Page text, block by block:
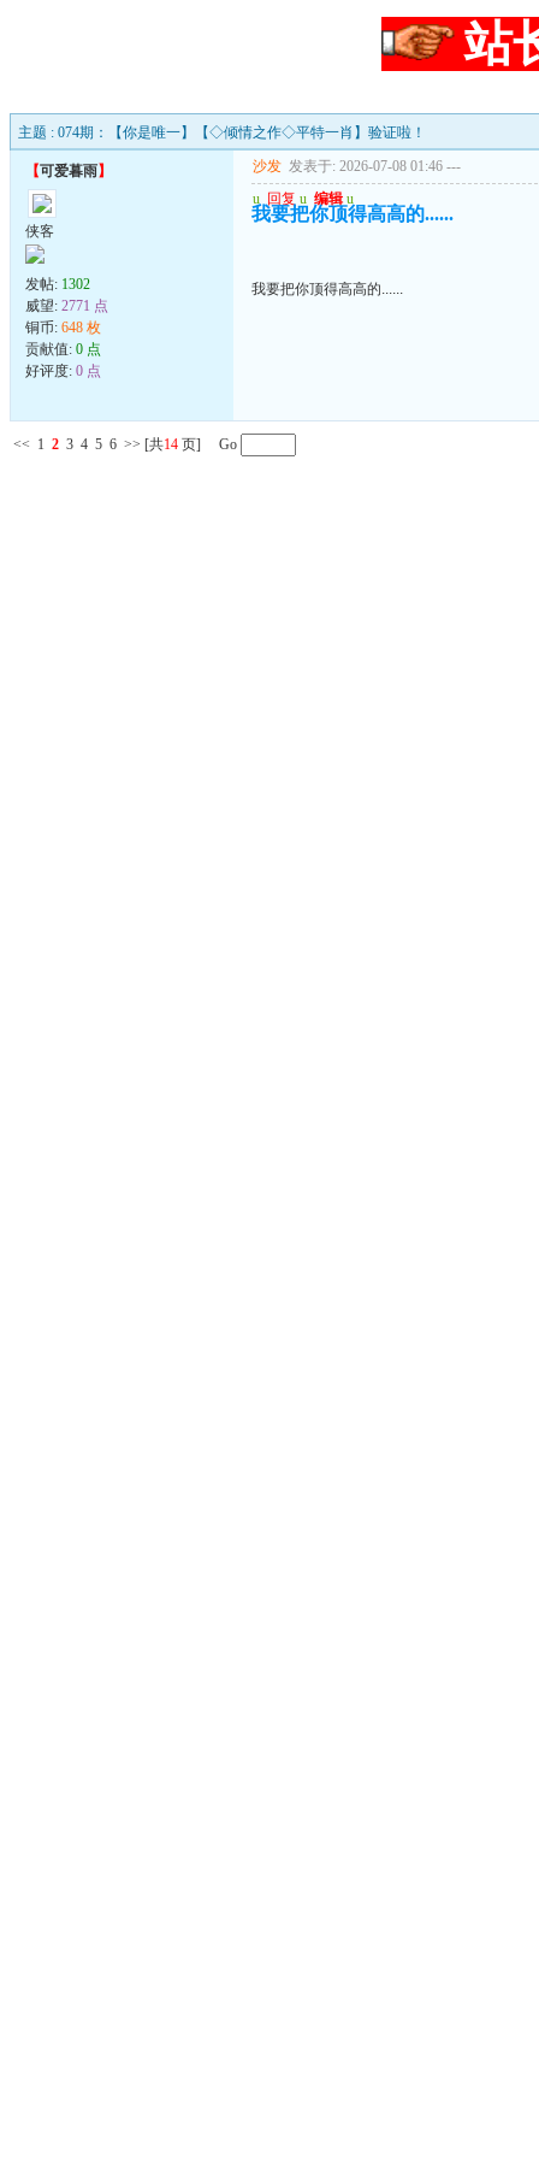
站
主题 : 074期：【你是唯一】【◇倾情之作◇平特一肖】验证啦！
【可爱暮雨】
侠客
发帖: 1302
威望: 2771 点
铜币: 648 枚
贡献值: 0 点
好评度: 0 点
沙发 发表于: 2026-07-08 01:46 ---
u 回复 u 编辑 u
我要把你顶得高高的......
我要把你顶得高高的......
<< 1 2 3 4 5 6 >> [共14 页] Go